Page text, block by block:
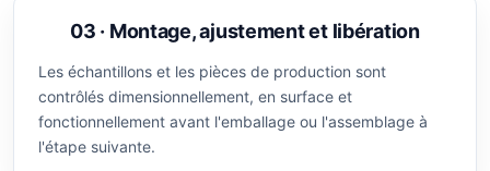
03 · Montage, ajustement et libération
Les échantillons et les pièces de production sont
contrôlés dimensionnellement, en surface et
fonctionnellement avant l'emballage ou l'assemblage à
l'étape suivante.